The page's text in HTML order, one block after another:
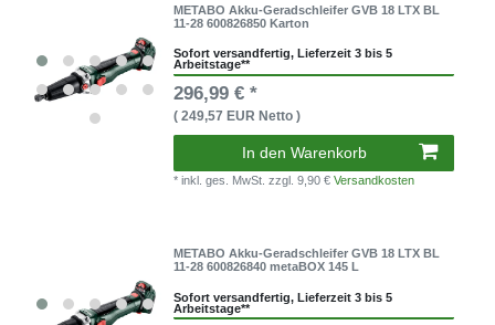
METABO Akku-Geradschleifer GVB 18 LTX BL
11-28 600826850 Karton
Sofort versandfertig, Lieferzeit 3 bis 5
Arbeitstage**
296,99 € *
( 249,57 EUR Netto )
In den Warenkorb
* inkl. ges. MwSt.zzgl. 9,90 €Versandkosten
METABO Akku-Geradschleifer GVB 18 LTX BL
11-28 600826840 metaBOX 145 L
Sofort versandfertig, Lieferzeit 3 bis 5
Arbeitstage**